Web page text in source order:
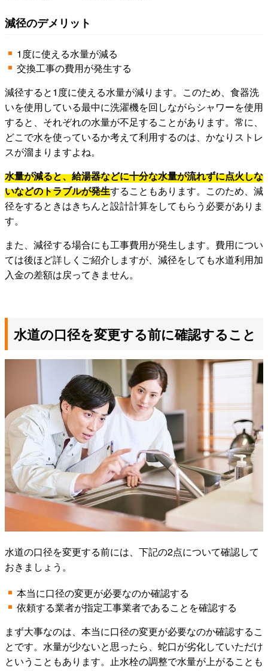
減径のデメリット
1度に使える水量が減る
交換工事の費用が発生する
減径すると1度に使える水量が減ります。このため、食器洗
いを使用している最中に洗濯機を回しながらシャワーを使用
すると、それぞれの水量が不足することがあります。常に、
どこで水を使っているか考えて利用するのは、かなりストレ
スが溜まりますよね。
水量が減ると、給湯器などに十分な水量が流れずに点火しな
いなどのトラブルが発生することもあります。このため、減
径をするときはきちんと設計計算をしてもらう必要がありま
す。
また、減径する場合にも工事費用が発生します。費用につい
ては後ほど詳しくご紹介しますが、減径をしても水道利用加
入金の差額は戻ってきません。
水道の口径を変更する前に確認すること
水道の口径を変更する前には、下記の2点について確認して
おきましょう。
本当に口径の変更が必要なのか確認する
依頼する業者が指定工事業者であることを確認する
まず大事なのは、本当に口径の変更が必要なのか確認するこ
とです。水量が少ないと思ったら、蛇口が劣化していただけ
ということもあります。止水栓の調整で水量が上がることも